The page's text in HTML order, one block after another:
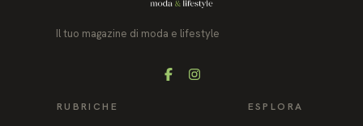
Il tuo magazine di moda e lifestyle
FacebookInstagram
RUBRICHE ESPLORA